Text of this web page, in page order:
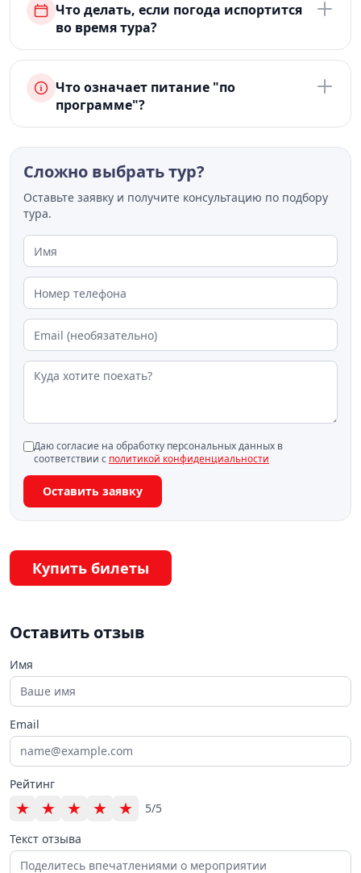
Что делать, если погода испортится
во время тура?
Что означает питание "по
программе"?
Сложно выбрать тур?
Оставьте заявку и получите консультацию по подбору
тура.
Даю согласие на обработку персональных данных в
соответствии с политикой конфиденциальности
Оставить заявку
Купить билеты
Оставить отзыв
Имя
Email
Рейтинг
★ ★ ★ ★ ★
5/5
Текст отзыва